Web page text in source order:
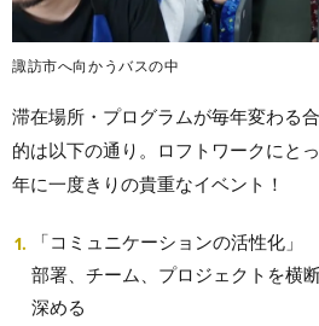
諏訪市へ向かうバスの中
滞在場所・プログラムが毎年変わる
的は以下の通り。ロフトワークにと
年に一度きりの貴重なイベント！
「コミュニケーションの活性化」
部署、チーム、プロジェクトを横
深める